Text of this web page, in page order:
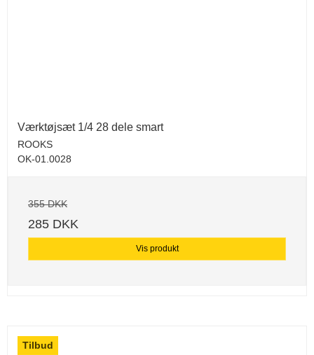
Værktøjsæt 1/4 28 dele smart
ROOKS
OK-01.0028
355 DKK
285 DKK
Vis produkt
Tilbud